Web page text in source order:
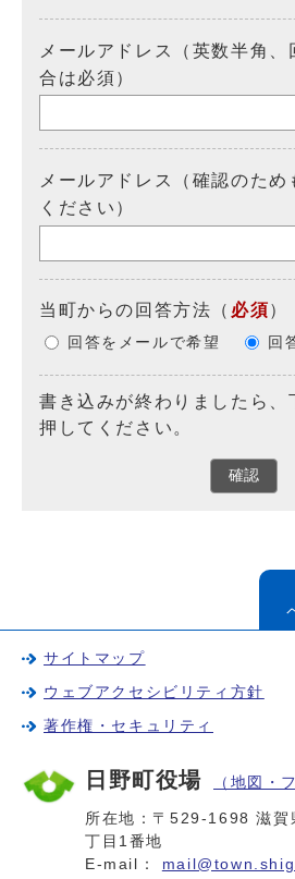
メールアドレス（英数半角
合は必須）
メールアドレス（確認のため
ください）
当町からの回答方法 （ 必須）
回答をメールで希望 回
書き込みが終わりましたら、
押してください。
確認
サイトマップ
ウェブアクセシビリティ方針
著作権・セキュリティ
日野町役場 （地図・
所在地：〒529-1698 滋賀
丁目1番地
E-mail：